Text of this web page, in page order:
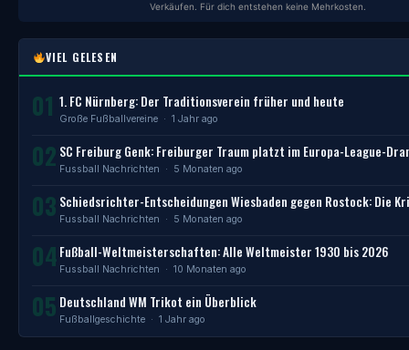
Verkäufen. Für dich entstehen keine Mehrkosten.
VIEL GELESEN
01 1. FC Nürnberg: Der Traditionsverein früher und heute
Große Fußballvereine · 1 Jahr ago
02 SC Freiburg Genk: Freiburger Traum platzt im Europa-League-
Fussball Nachrichten · 5 Monaten ago
03 Schiedsrichter-Entscheidungen Wiesbaden gegen Rostock: Die
Fussball Nachrichten · 5 Monaten ago
04 Fußball-Weltmeisterschaften: Alle Weltmeister 1930 bis 2026
Fussball Nachrichten · 10 Monaten ago
05 Deutschland WM Trikot ein Überblick
Fußballgeschichte · 1 Jahr ago